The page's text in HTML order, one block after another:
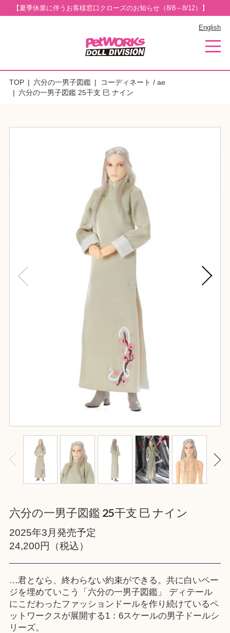
【夏季休業に伴うお客様窓口クローズのお知らせ（8/8～8/12）】
English
TOP 六分の一男子図鑑
コーディネート / ae
六分の一男子図鑑 25干支 巳 ナイン
六分の一男子図鑑 25干支 巳 ナイン
2025年3月発売予定
24,200円（税込）
…君となら、終わらない約束ができる。共に白いペー
ジを埋めていこう「六分の一男子図鑑」 ディテール
にこだわったファッションドールを作り続けているペ
ットワークスが展開する1：6スケールの男子ドールシ
リーズ。